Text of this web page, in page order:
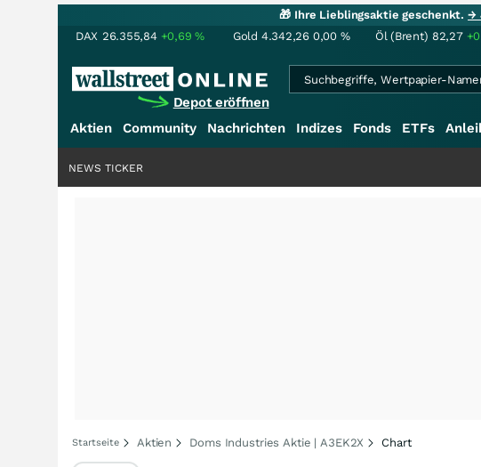
🎁 Ihre Lieblingsaktie geschenkt.→
DAX 26.355,84 +0,69% Gold 4.342,26 0,00 % Öl (Brent) 82,27
Depot eröffnen
Aktien Community Nachrichten Indizes Fonds ETFs
NEWS TICKER
Startseite Aktien Doms Industries Aktie | A3EK2X Chart